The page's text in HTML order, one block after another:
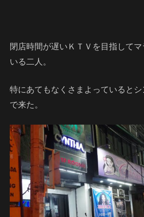
閉店時間が遅いＫＴＶを目指して
いる二人。
特にあてもなくさまよっていると
で来た。